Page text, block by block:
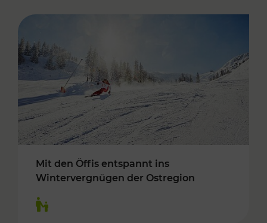
Mit den Öffis entspannt ins
Wintervergnügen der Ostregion